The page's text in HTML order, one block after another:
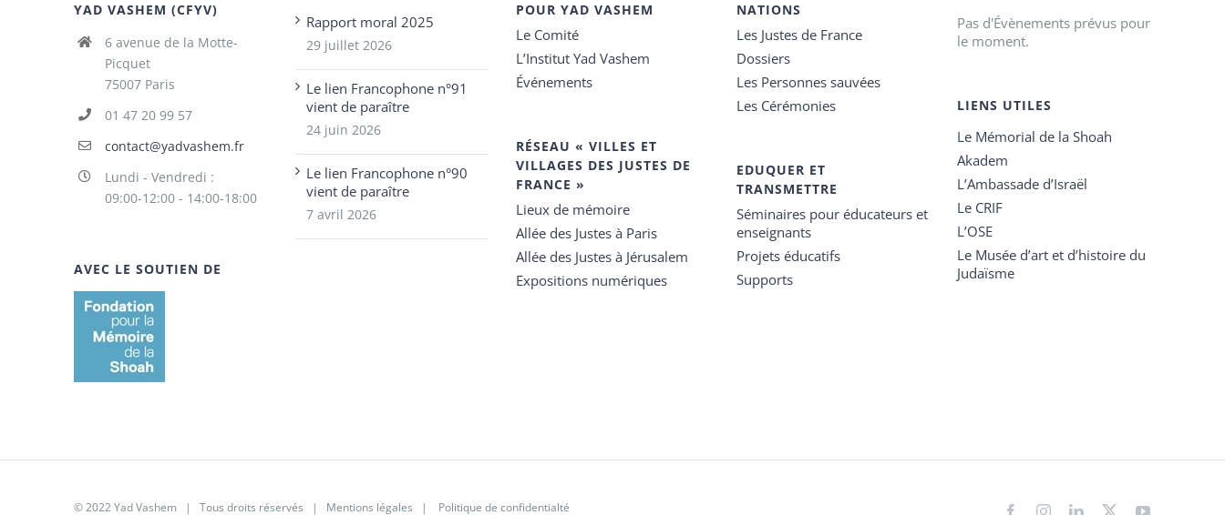
YAD VASHEM (CFYV)
6 avenue de la Motte-
Picquet
75007 Paris
01 47 20 99 57
contact@yadvashem.fr
Lundi - Vendredi :
09:00-12:00 - 14:00-18:00
AVEC LE SOUTIEN DE
Rapport moral 2025
29 juillet 2026
Le lien Francophone n°91
vient de paraître
24 juin 2026
Le lien Francophone n°90
vient de paraître
7 avril 2026
POUR YAD VASHEM
Le Comité
L’Institut Yad Vashem
Événements
RÉSEAU « VILLES ET
VILLAGES DES JUSTES DE
FRANCE »
Lieux de mémoire
Allée des Justes à Paris
Allée des Justes à Jérusalem
Expositions numériques
NATIONS
Les Justes de France
Dossiers
Les Personnes sauvées
Les Cérémonies
EDUQUER ET
TRANSMETTRE
Séminaires pour éducateurs et
enseignants
Projets éducatifs
Supports
Pas d'Évènements prévus pour
le moment.
LIENS UTILES
Le Mémorial de la Shoah
Akadem
L’Ambassade d’Israël
Le CRIF
L’OSE
Le Musée d’art et d’histoire du
Judaïsme
© 2022 Yad Vashem | Tous droits réservés | Mentions légales | Politique de confidentialté FacebookInstagramLinkedIn
X YouTube